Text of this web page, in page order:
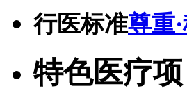
行医标准尊重
特色医疗项